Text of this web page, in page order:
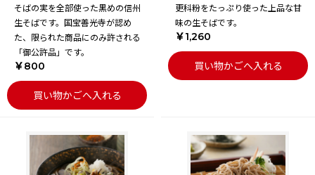
そばの実を全部使った黒めの信州
生そばです。国宝善光寺が認め
た、限られた商品にのみ許される
「御公許品」です。
￥800
買い物かごへ入れる
更科粉をたっぷり使った上品な甘
味の生そばです。
￥1,260
買い物かごへ入れる